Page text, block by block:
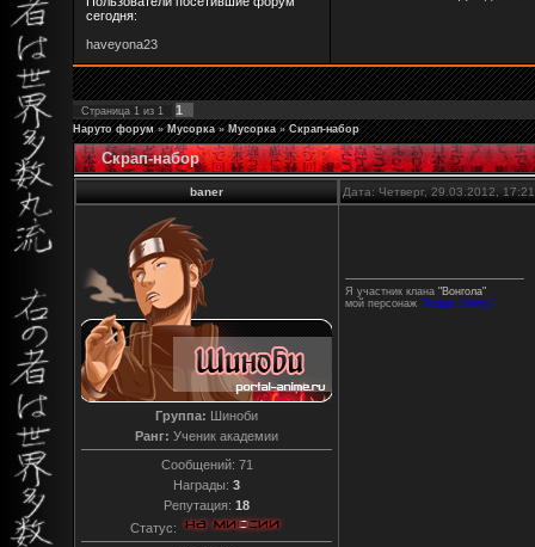
сегодня:
haveyona23
Страница 1 из 1 1
Наруто форум » Мусорка » Мусорка » Скрап-набор
Скрап-набор
baner Дата: Четверг, 29.03.2012,
Группа: Шиноби
Ранг: Ученик академии
Сообщений: 71
Награды: 3
Репутация: 18
Статус:
Я участник клана "Вонгола"
мой персонаж "Асари Угетсу"